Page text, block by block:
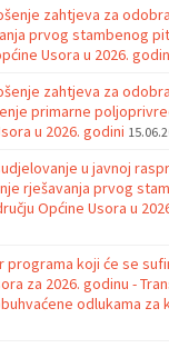
zahtjeva za
prvog stambenog
Usora u 2026.
zahtjeva za
primarne
u 2026. godini
u javnoj
rješavanja prvog
Općine Usora u
programa koji će se
za 2026. godinu -
odlukama za